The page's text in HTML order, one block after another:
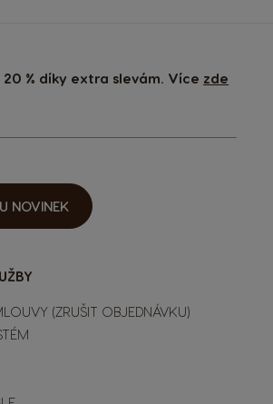
20 % díky extra slevám. Více zde
NOVINEK
(ZRUŠIT OBJEDNÁVKU)